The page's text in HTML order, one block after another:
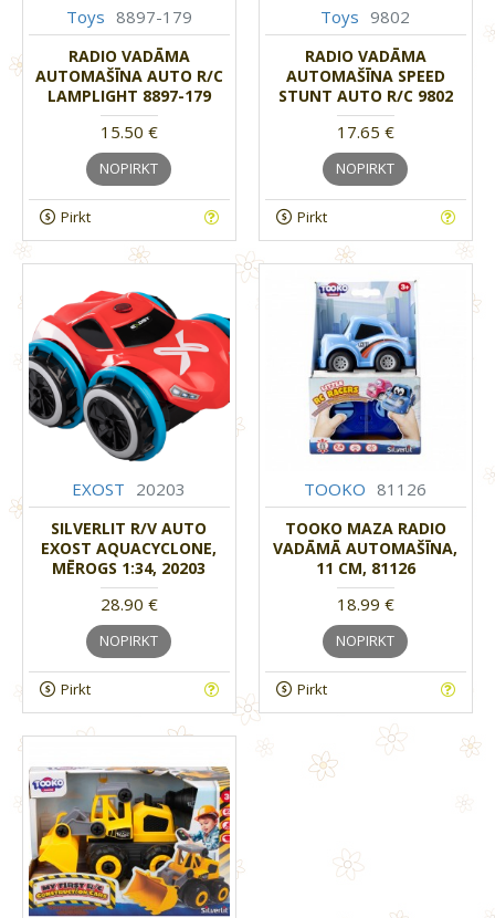
Toys 8897-179
RADIO VADĀMA
AUTOMAŠĪNA AUTO R/C
LAMPLIGHT 8897-179
15.50 €
NOPIRKT
Pirkt
Toys 9802
RADIO VADĀMA
AUTOMAŠĪNA SPEED
STUNT AUTO R/C 9802
17.65 €
NOPIRKT
Pirkt
EXOST 20203
SILVERLIT R/V AUTO
EXOST AQUACYCLONE,
MĒROGS 1:34, 20203
28.90 €
NOPIRKT
Pirkt
TOOKO 81126
TOOKO MAZA RADIO
VADĀMĀ AUTOMAŠĪNA,
11 CM, 81126
18.99 €
NOPIRKT
Pirkt